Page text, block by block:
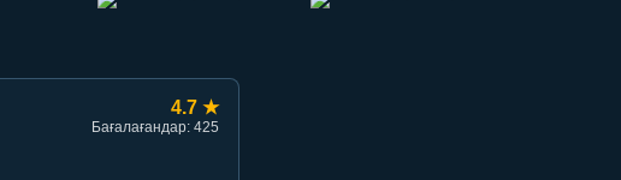
4.7 ★
Бағалағандар: 425